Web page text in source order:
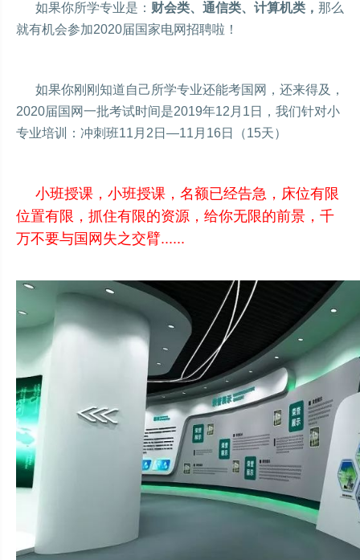
如果你所学专业是： 财会类、通信类、计算机类， 那么
就有机会参加2020届国家电网招聘啦！
如果你刚刚知道自己所学专业还能考国网，还来得及，
2020届国网一批考试时间是2019年12月1日，我们针对小
专业培训： 冲刺班11月2日—11月16日（15天）
小班授课，小班授课，名额已经告急，床位有限
位置有限，抓住有限的资源，给你无限的前景，千
万不要与国网失之交臂......